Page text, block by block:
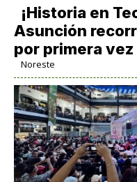
​¡Historia en
Asunción
por primera vez
Noreste